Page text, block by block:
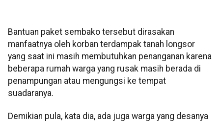
Bantuan paket sembako tersebut dirasakan
manfaatnya oleh korban terdampak tanah longsor
yang saat ini masih membutuhkan penanganan karena
beberapa rumah warga yang rusak masih berada di
penampungan atau mengungsi ke tempat
suadaranya.
Demikian pula, kata dia, ada juga warga yang desanya